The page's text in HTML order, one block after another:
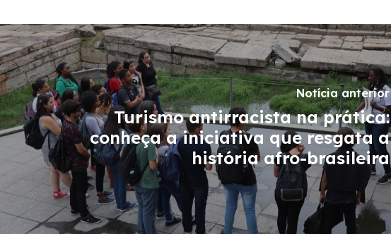
Notícia anterior
Turismo antirracista na prática:
conheça a iniciativa que resgata a
história afro-brasileira